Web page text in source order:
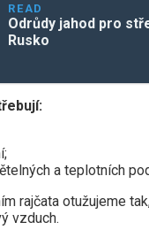
READ
Odrůdy jahod pro
Rusko
a teplotních
rajčata otužujeme
vzduch.